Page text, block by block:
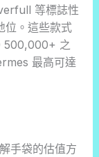
等標誌性
位。這些款式
500,000+ 之
最高可達
手袋的估值方